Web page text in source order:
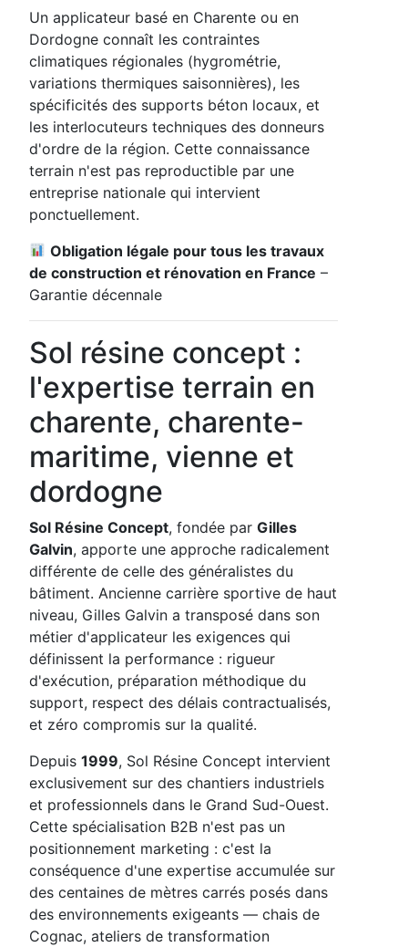
Un applicateur basé en Charente ou en
Dordogne connaît les contraintes
climatiques régionales (hygrométrie,
variations thermiques saisonnières), les
spécificités des supports béton locaux, et
les interlocuteurs techniques des donneurs
d'ordre de la région. Cette connaissance
terrain n'est pas reproductible par une
entreprise nationale qui intervient
ponctuellement.
Obligation légale pour tous les travaux
de construction et rénovation en France –
Garantie décennale
Sol résine concept :
l'expertise terrain en
charente, charente-
maritime, vienne et
dordogne
Sol Résine Concept, fondée par Gilles
Galvin, apporte une approche radicalement
différente de celle des généralistes du
bâtiment. Ancienne carrière sportive de haut
niveau, Gilles Galvin a transposé dans son
métier d'applicateur les exigences qui
définissent la performance : rigueur
d'exécution, préparation méthodique du
support, respect des délais contractualisés,
et zéro compromis sur la qualité.
Depuis 1999, Sol Résine Concept intervient
exclusivement sur des chantiers industriels
et professionnels dans le Grand Sud-Ouest.
Cette spécialisation B2B n'est pas un
positionnement marketing : c'est la
conséquence d'une expertise accumulée sur
des centaines de mètres carrés posés dans
des environnements exigeants — chais de
Cognac, ateliers de transformation